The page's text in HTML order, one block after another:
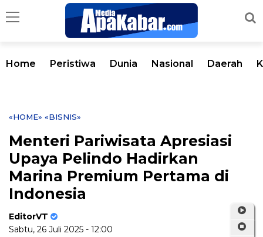
Home Peristiwa Dunia Nasional Daerah
«HOME» «BISNIS»
Menteri Pariwisata Apresiasi
Upaya Pelindo Hadirkan
Marina Premium Pertama di
Indonesia
EditorVT
Sabtu, 26 Juli 2025 - 12:00